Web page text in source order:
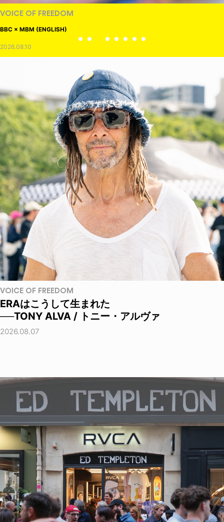
VOICE OF FREEDOM
BBC × MBM (ENGLISH)
2026.08.10
VOICE OF FREEDOM
ERAはこうして生まれた
──TONY ALVA / トニー・アルヴァ
2026.08.07